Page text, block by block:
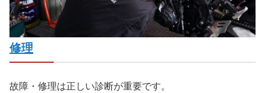
修理
故障・修理は正しい診断が重要です。